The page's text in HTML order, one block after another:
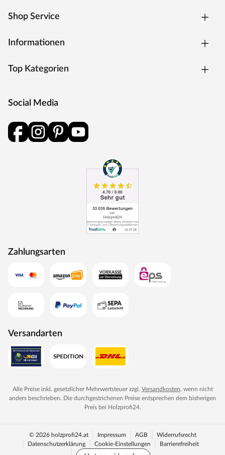
Shop Service
Informationen
Top Kategorien
Social Media
Zahlungsarten
Versandarten
Alle Preise inkl. gesetzlicher Mehrwertsteuer zzgl. Versandkosten, wenn nicht
anders beschrieben. Die durchgestrichenen Preise entsprechen dem bisherigen
Preis bei Holzprofi24.
© 2026 holzprofi24.at Impressum AGB
Widerrufsrecht
Datenschutzerklärung
Cookie-Einstellungen Barrierefreiheit